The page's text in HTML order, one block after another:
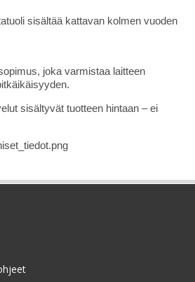
sisältää kattavan kolmen vuoden
joka varmistaa laitteen
sisältyvät tuotteen hintaan – ei